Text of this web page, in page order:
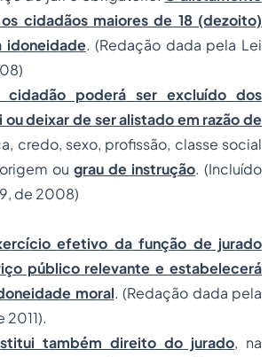
cidadãos maiores de 18 (dezoito)
idoneidade. (Redação dada pela Lei
cidadão poderá ser excluído dos
ou deixar de ser alistado em razão de
credo, sexo, profissão, classe social
ou grau de instrução. (Incluído
de 2008)
efetivo da função de jurado
público relevante e estabelecerá
moral. (Redação dada pela
2011).
também direito do jurado, na